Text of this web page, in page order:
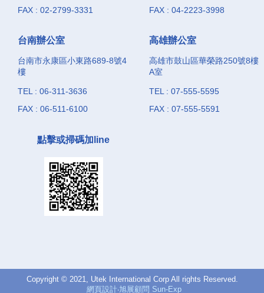
FAX : 02-2799-3331
FAX : 04-2223-3998
台南辦公室
台南市永康區小東路689-8號4
樓
TEL : 06-311-3636
FAX : 06-511-6100
高雄辦公室
高雄市鼓山區華榮路250號8樓
A室
TEL : 07-555-5595
FAX : 07-555-5591
點擊或掃碼加line
Copyright © 2021, Utek International Corp All rights Reserved.
網頁設計‧旭展顧問 Sun-Exp